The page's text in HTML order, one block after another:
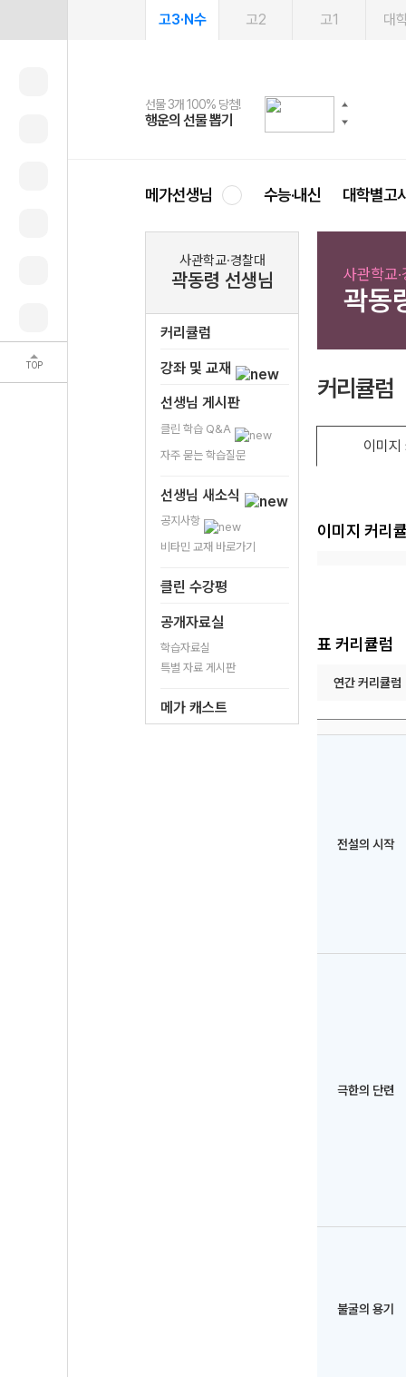
TOP
고3·N수 고2 고1 대
선물 3개 100% 당첨!
행운의 선물 뽑기
선물 100% 증정!
메가스터디 X 올리브
여름방학 스터디 캐시백
메가런 썸머스쿨
2027 러셀 단과
강사 공개선발
스마트러닝앱
설문 EVENT
메가패스
3일 무료 체험권
메가패스 수강생 무료혜택!
메가클럽 멤버십
사회공헌 캠페인
희망이룸 메가나눔
메가선생님 수능·내신 대학별고
사관학교·경찰대
곽동령 선생님
커리큘럼
강좌 및 교재
선생님 게시판
클린 학습 Q&A
자주 묻는 학습질문
선생님 새소식
공지사항
비타민 교재 바로가기
클린 수강평
공개자료실
학습자료실
특별 자료 게시판
메가 캐스트
사관학교
곽동
커리큘럼
이미지
이미지 커리
표 커리큘럼
연간 커리큘럼
전설의 시작
극한의 단련
불굴의 용기